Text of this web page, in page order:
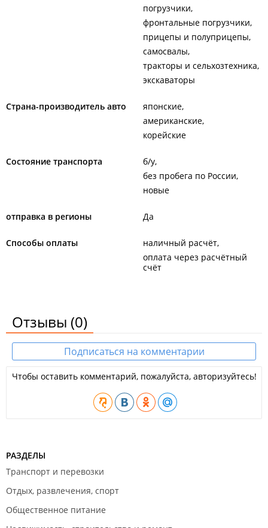
погрузчики
фронтальные погрузчики
прицепы и полуприцепы
самосвалы
тракторы и сельхозтехника
экскаваторы
Страна-производитель авто
японские
американские
корейские
Состояние транспорта
б/у
без пробега по России
новые
отправка в регионы Да
Способы оплаты
наличный расчёт
оплата через расчётный
счёт
Отзывы (0)
Подписаться на комментарии
Чтобы оставить комментарий, пожалуйста, авторизуйтесь!
РАЗДЕЛЫ
Транспорт и перевозки
Отдых, развлечения, спорт
Общественное питание